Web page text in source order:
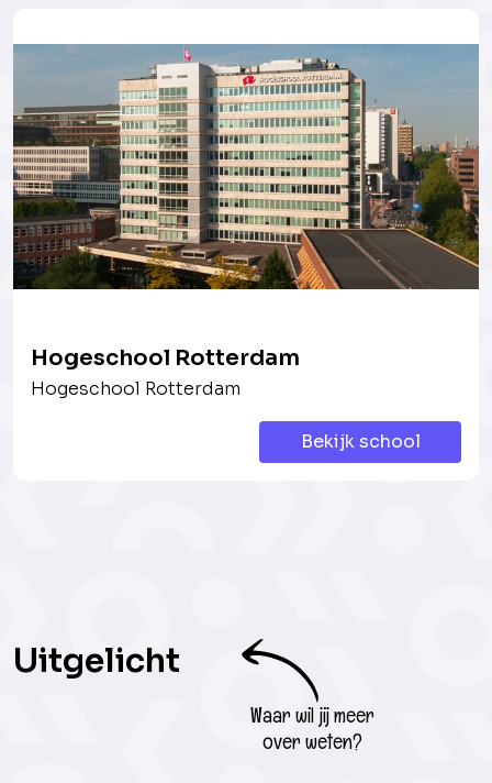
Hogeschool Rotterdam
Hogeschool Rotterdam
Bekijk school
Uitgelicht
Waar wil jij meer
over weten?